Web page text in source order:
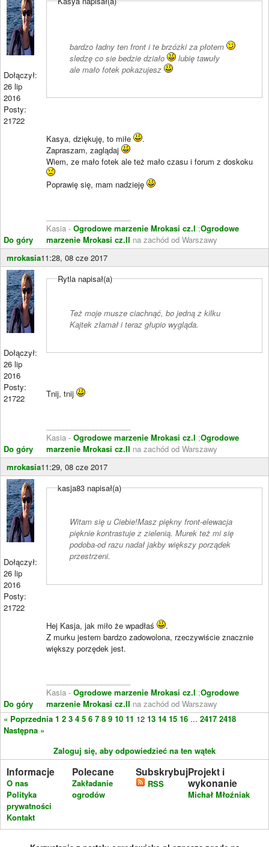
Dołączył:
26 lip
2016
Posty:
21722
Do góry
bardzo ładny ten front i te brzózki za płotem
sledzę co sie bedzie działo
lubię tawuły
ale mało fotek pokazujesz
Kasya, dziękuję, to miłe
.
Zapraszam, zaglądaj
Wiem, ze mało fotek ale też mało czasu i forum z doskoku
Poprawię się, mam nadzieję
Kasia - Ogrodowe marzenie Mrokasi cz.I ;Ogrodowe
marzenie Mrokasi cz.II na zachód od Warszawy
mrokasia11:28, 08 cze 2017
Dołączył:
26 lip
2016
Posty:
21722
Do góry
Rytla napisał(a)
Też moje musze ciachnąć, bo jedną z kilku
Kajtek złamał i teraz głupio wygląda.
Tnij, tnij
Kasia - Ogrodowe marzenie Mrokasi cz.I ;Ogrodowe
marzenie Mrokasi cz.II na zachód od Warszawy
mrokasia11:29, 08 cze 2017
Dołączył:
26 lip
2016
Posty:
21722
Do góry
kasja83 napisał(a)
Witam się u Ciebie!Masz piękny front-elewacja
pięknie kontrastuje z zielenią. Murek też mi się
podoba-od razu nadał jakby większy porządek
przestrzeni.
Hej Kasja, jak miło że wpadłaś
.
Z murku jestem bardzo zadowolona, rzeczywiście znacznie
większy porzędek jest.
Kasia - Ogrodowe marzenie Mrokasi cz.I ;Ogrodowe
marzenie Mrokasi cz.II na zachód od Warszawy
« Poprzednia 1 2 3 4 5 6 7 8 9 10 11 12 13 14 15 16 ... 2417 2418
Następna »
Zaloguj się, aby odpowiedzieć na ten wątek
Informacje
O nas
Polityka
prywatności
Kontakt
Polecane
Zakładanie
ogrodów
Subskrybuj
RSS
Projekt i
wykonanie
Michał Młoźniak